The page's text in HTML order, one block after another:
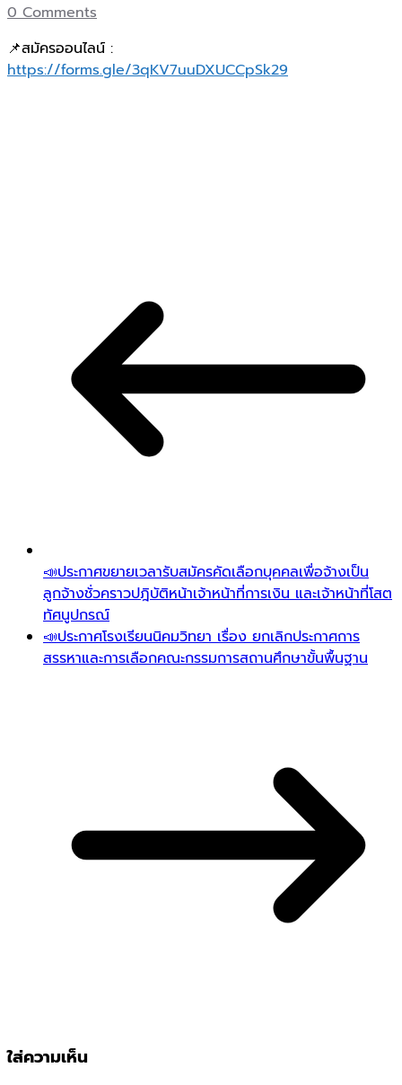
0 Comments
📌สมัครออนไลน์ :
https://forms.gle/3qKV7uuDXUCCpSk29
📣ประกาศขยายเวลารับสมัครคัดเลือกบุคคลเพื่อจ้างเป็น
ลูกจ้างชั่วคราวปฎิบัติหน้าเจ้าหน้าที่การเงิน และเจ้าหน้าที่โสต
ทัศนูปกรณ์
📣ประกาศโรงเรียนนิคมวิทยา เรื่อง ยกเลิกประกาศการ
สรรหาและการเลือกคณะกรรมการสถานศึกษาขั้นพื้นฐาน
ใส่ความเห็น